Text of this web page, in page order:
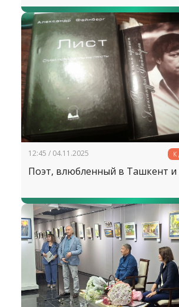
12:45 / 04.11.2025
Поэт, влюбленный в Ташкент и